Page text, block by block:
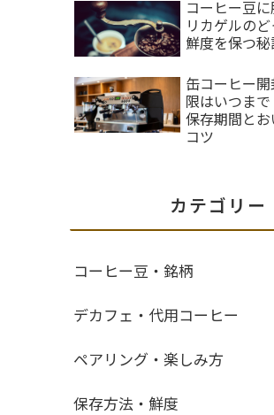
コーヒー豆
リカゲルの
鮮度を保つ
缶コーヒー
限はいつま
保存期間と
コツ
カテゴリー
コーヒー豆・銘柄
デカフェ・代用コーヒー
ペアリング・楽しみ方
保存方法・鮮度